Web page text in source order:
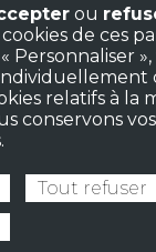
À LA
MON COMPTE
RESSOURCES
ou
cookies de ces
Personnaliser
relatifs à la
conservons
Tout refuser